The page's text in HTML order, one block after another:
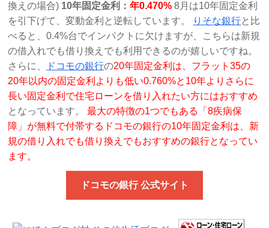
換えの場合) 10年固定金利：年0.470% 8月は10年固定金利
を引下げて、変動金利と逆転しています。
りそな銀行と比
べると、0.4%台でインパクトに欠けますが、こちらは新規
の借入れでも借り換えでも利用できるのが嬉しいですね。
さらに、
ドコモの銀行の20年固定金利は、フラット35の
20年以内の固定金利よりも低い0.760%と10年よりさらに
長い固定金利で住宅ローンを借り入れたい方にはおすすめ
となっています。最大の特徴の1つでもある「8疾病保
障」が無料で付帯するドコモの銀行の10年固定金利は、新
規の借り入れでも借り換えでもおすすめの銀行となってい
ます。
ドコモの銀行 公式サイト